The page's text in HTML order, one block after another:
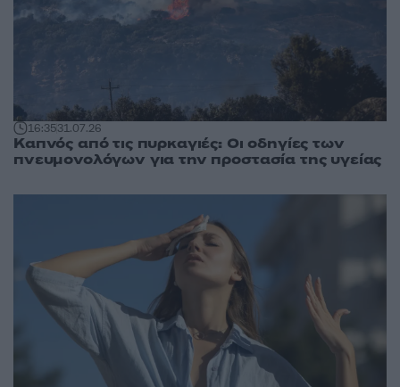
16:3531.07.26
Καπνός από τις πυρκαγιές: Οι οδηγίες των
πνευμονολόγων για την προστασία της υγείας